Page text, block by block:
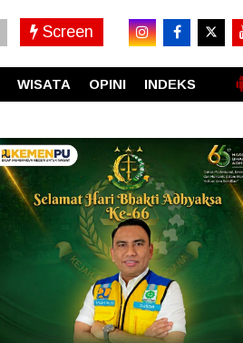
Screen
WISATA OPINI INDEKS